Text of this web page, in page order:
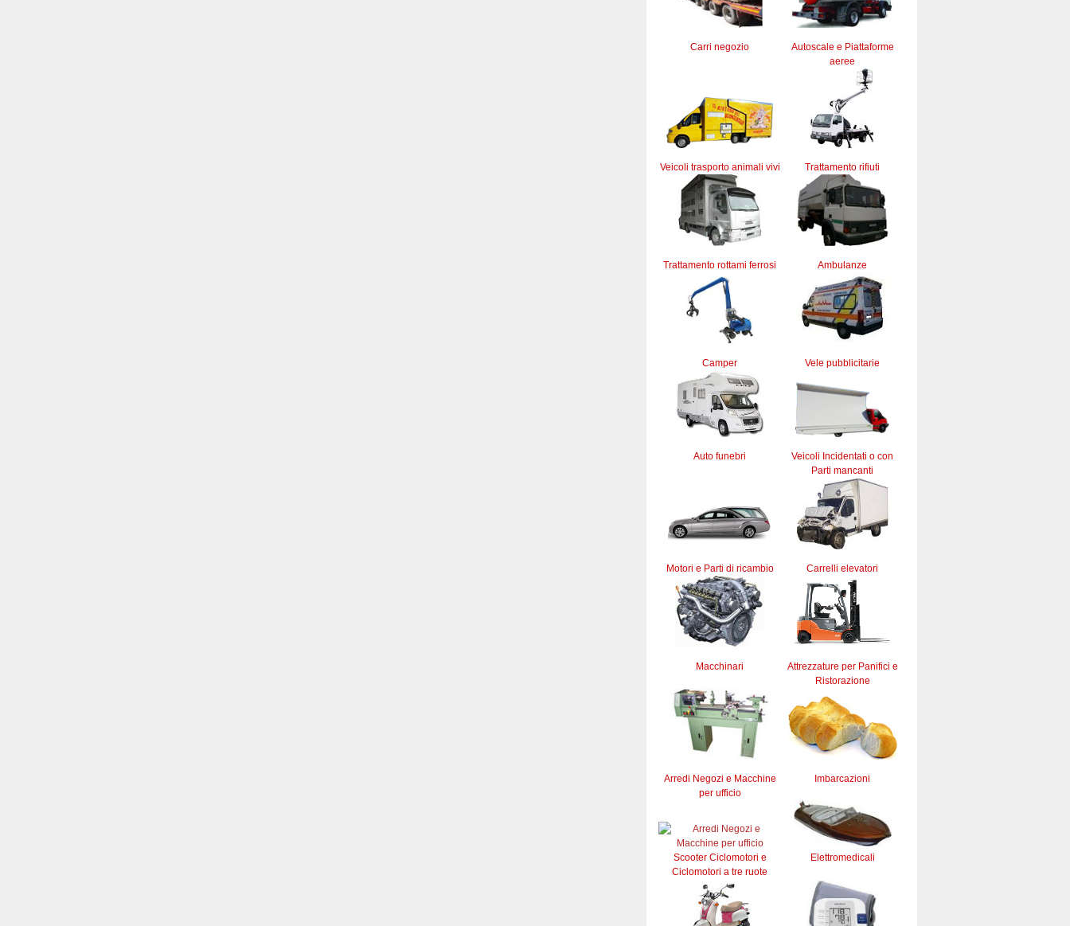
Carri negozio
Autoscale e Piattaforme
aeree
Veicoli trasporto animali vivi Trattamento rifiuti
Trattamento rottami ferrosi Ambulanze
Camper Vele pubblicitarie
Auto funebri
Veicoli Incidentati o con
Parti mancanti
Motori e Parti di ricambio Carrelli elevatori
Macchinari
Attrezzature per Panifici e
Ristorazione
Arredi Negozi e Macchine
per ufficio
Imbarcazioni
Scooter Ciclomotori e
Ciclomotori a tre ruote
Elettromedicali